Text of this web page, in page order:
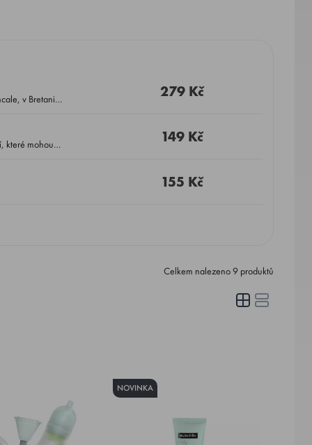
279 Kč
které mohou
149 Kč
155 Kč
Celkem nalezeno9 produktů
NOVINKA